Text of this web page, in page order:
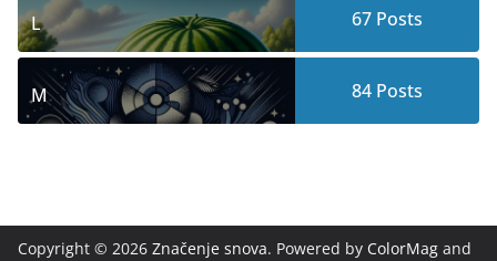
L 67Posts
M 84Posts
Copyright © 2026 Značenje snova. Powered by ColorMag and